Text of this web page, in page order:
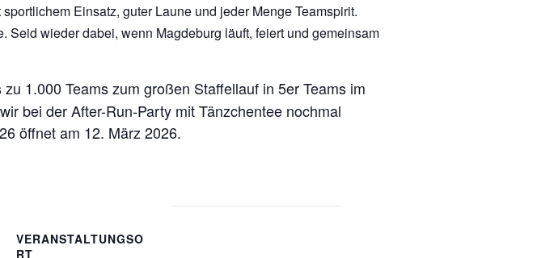
Einsatz, guter Laune und jeder Menge Teamspirit.
Seid wieder dabei, wenn Magdeburg läuft, feiert und gemeinsam
1.000 Teams zum großen Staffellauf in 5er Teams im
bei der After-Run-Party mit Tänzchentee nochmal
öffnet am 12. März 2026.
VERANSTALTUNGSO
RT